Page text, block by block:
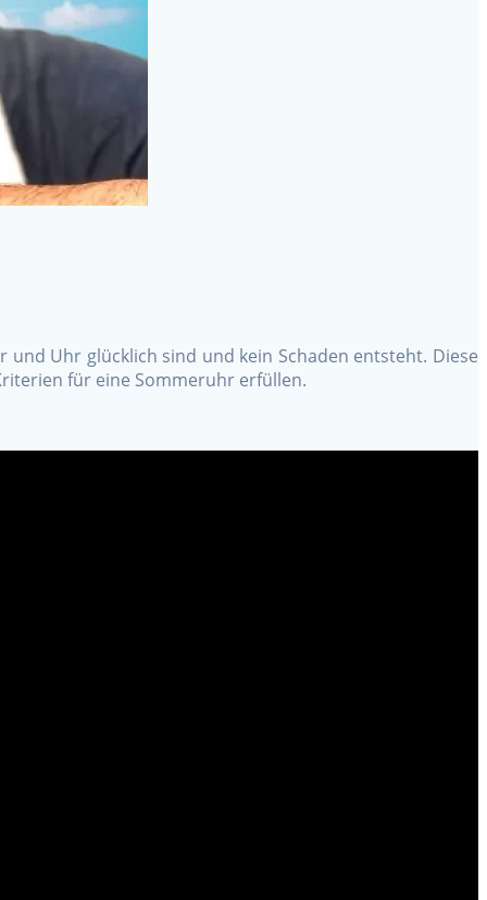
Uhr glücklich sind und kein Schaden entsteht. Diese
für eine Sommeruhr erfüllen.